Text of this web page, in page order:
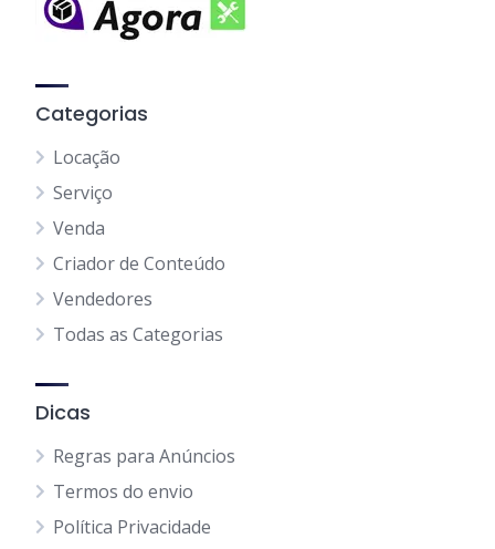
Categorias
Locação
Serviço
Venda
Criador de Conteúdo
Vendedores
Todas as Categorias
Dicas
Regras para Anúncios
Termos do envio
Política Privacidade